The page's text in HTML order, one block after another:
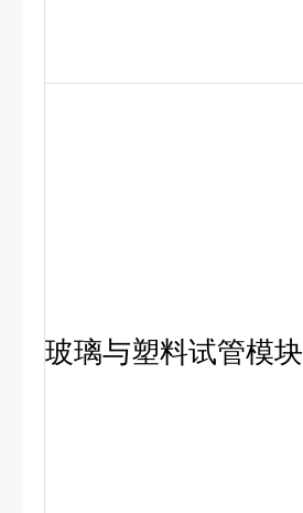
玻璃与塑料试管模块